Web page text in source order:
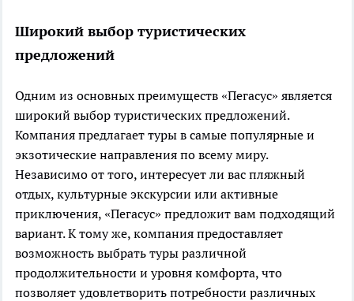
Широкий выбор туристических
предложений
Одним из основных преимуществ «Пегасус» является
широкий выбор туристических предложений.
Компания предлагает туры в самые популярные и
экзотические направления по всему миру.
Независимо от того, интересует ли вас пляжный
отдых, культурные экскурсии или активные
приключения, «Пегасус» предложит вам подходящий
вариант. К тому же, компания предоставляет
возможность выбрать туры различной
продолжительности и уровня комфорта, что
позволяет удовлетворить потребности различных